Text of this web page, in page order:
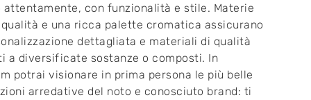
attentamente, con funzionalità e stile. Materie
e una ricca palette cromatica assicurano
dettagliata e materiali di qualità
a diversificate sostanze o composti. In
potrai visionare in prima persona le più belle
arredative del noto e conosciuto brand: ti